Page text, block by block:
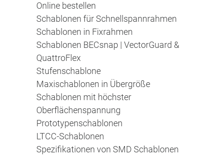
Online bestellen
Schablonen für Schnellspannrahmen
Schablonen in Fixrahmen
Schablonen BECsnap | VectorGuard &
QuattroFlex
Stufenschablone
Maxischablonen in Übergröße
Schablonen mit höchster
Oberflächenspannung
Prototypenschablonen
LTCC-Schablonen
Spezifikationen von SMD Schablonen